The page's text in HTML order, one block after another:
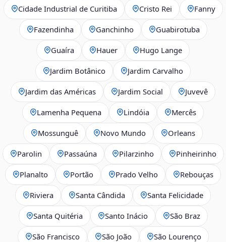
Cidade Industrial de Curitiba Cristo Rei Fanny
Fazendinha Ganchinho Guabirotuba
Guaíra Hauer Hugo Lange
Jardim Botânico Jardim Carvalho
Jardim das Américas Jardim Social Juvevê
Lamenha Pequena Lindóia Mercês
Mossunguê Novo Mundo Orleans
Parolin Passaúna Pilarzinho Pinheirinho
Planalto Portão Prado Velho Rebouças
Riviera Santa Cândida Santa Felicidade
Santa Quitéria Santo Inácio São Braz
São Francisco São João São Lourenço